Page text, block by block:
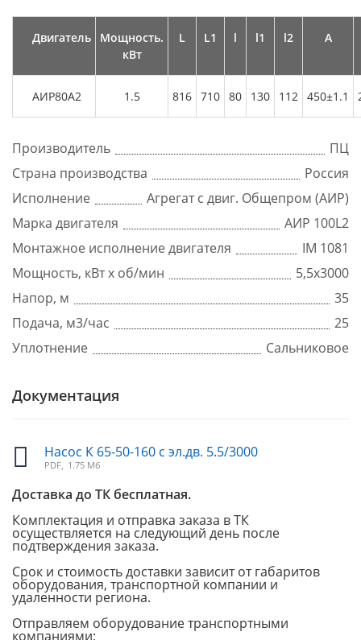
Двигатель
Мощность.
кВт
L L1 l l1 l2 А
АИР80А2 1.5 816 710 80 130 112 450±1.1
Производитель
ПЦ
Страна производства
Россия
Исполнение
Агрегат с двиг. Общепром (АИР)
Марка двигателя
АИР 100L2
Монтажное исполнение двигателя
IM 1081
Мощность, кВт x об/мин
5,5х3000
Напор, м
35
Подача, м3/час
25
Уплотнение
Сальниковое
Документация
Насос К 65-50-160 с эл.дв. 5.5/3000
PDF, 1.75 Мб
Доставка до ТК бесплатная.
Комплектация и отправка заказа в ТК
осуществляется на следующий день после
подтверждения заказа.
Срок и стоимость доставки зависит от габаритов
оборудования, транспортной компании и
удаленности региона.
Отправляем оборудование транспортными
компаниями: